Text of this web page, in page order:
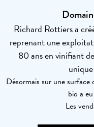
Richard Rottiers a
reprenant une
80 ans en vinifiant
Désormais sur une
bio a
Les